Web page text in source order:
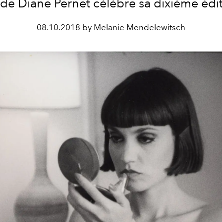
Diane Pernet célèbre sa dixième
08.10.2018 by Melanie Mendelewitsch